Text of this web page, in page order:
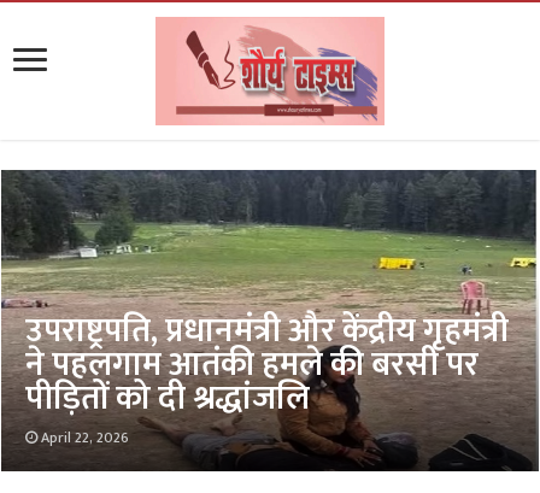
उपराष्ट्रपति, प्रधानमंत्री और केंद्रीय गृहमंत्री
ने पहलगाम आतंकी हमले की बरसी पर
पीड़ितों को दी श्रद्धांजलि
April 22, 2026